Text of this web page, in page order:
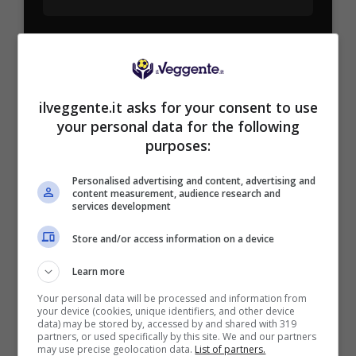
Bonus Benvenuto Sport: fino a 1.000€
50% sul deposito fino a 50€
1000€
VERIFICA
Mostra Informazioni
PlanetWin365
BONUS PLANETWIN365: FINO A 2050€
Planetwin365: 2050€ per sport e scommesse
Iscrivendoti a PlanetWin365 ricevi: 100% fino a 2000€
in Bonus Scommesse + 100% fino a 50€ in Bonus
Sport
ilveggente.it asks for your consent to use
your personal data for the following
purposes:
Personalised advertising and content, advertising and
content measurement, audience research and
services development
Store and/or access information on a device
Learn more
Your personal data will be processed and information from
your device (cookies, unique identifiers, and other device
data) may be stored by, accessed by and shared with 319
partners, or used specifically by this site. We and our partners
may use precise geolocation data. List of partners.